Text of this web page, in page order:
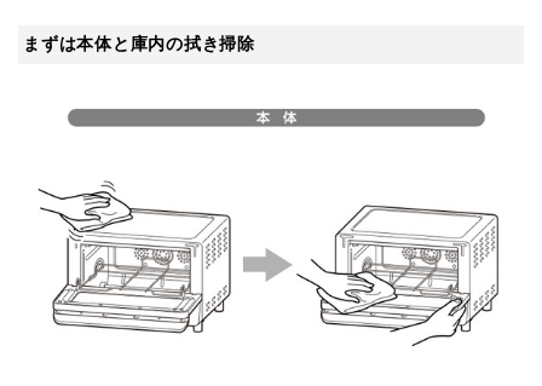
まずは本体と庫内の拭き掃除